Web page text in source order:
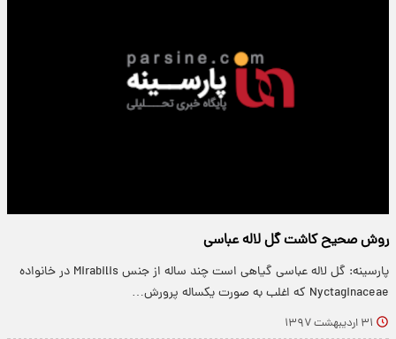
روش صحیح کاشت گل لاله عباسی
پارسینه: گل لاله عباسی گیاهی است چند ساله از جنس Mirabilis در خانواده
Nyctaginaceae که اغلب به صورت یکساله پرورش…
۳۱ اردیبهشت ۱۳۹۷